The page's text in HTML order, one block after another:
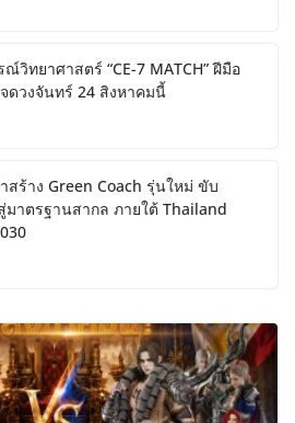
วิทยาศาสตร์ “CE-7 MATCH” ฝีมือ
ดวงจันทร์ 24 สิงหาคมนี้
สร้าง Green Coach รุ่นใหม่ ขับ
มาตรฐานสากล ภายใต้ Thailand